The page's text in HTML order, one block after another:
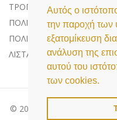
Αυτός ο
την παροχή των
εξατομίκευση
ανάλυση της
αυτού του
των cookies.
ΤΡΌΠΟΙ ΑΠΟΣΤΟΛΉΣ
ΠΟΛΙΤΙΚΉ ΕΠΙΣΤΡΟΦΏΝ
ΠΟΛΙΤΙΚΉ ΠΡΟΣΤΑΣΊΑΣ
ΛΊΣΤΑ COOKIES
© 2020 Medi Aesthetics, All